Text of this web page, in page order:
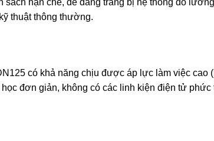
hạn chế, dễ dàng trang bị hệ thống đo
thuật thông thường.
có khả năng chịu được áp lực làm việc cao
đơn giản, không có các linh kiện điện tử